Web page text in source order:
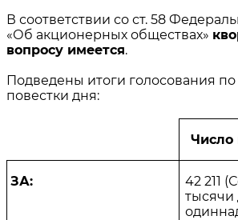
В соответствии со ст. 58
«Об акционерных обществах»
вопросу имеется.
Подведены итоги голосования
повестки дня:
Число
ЗА: 42 211 (
тысячи